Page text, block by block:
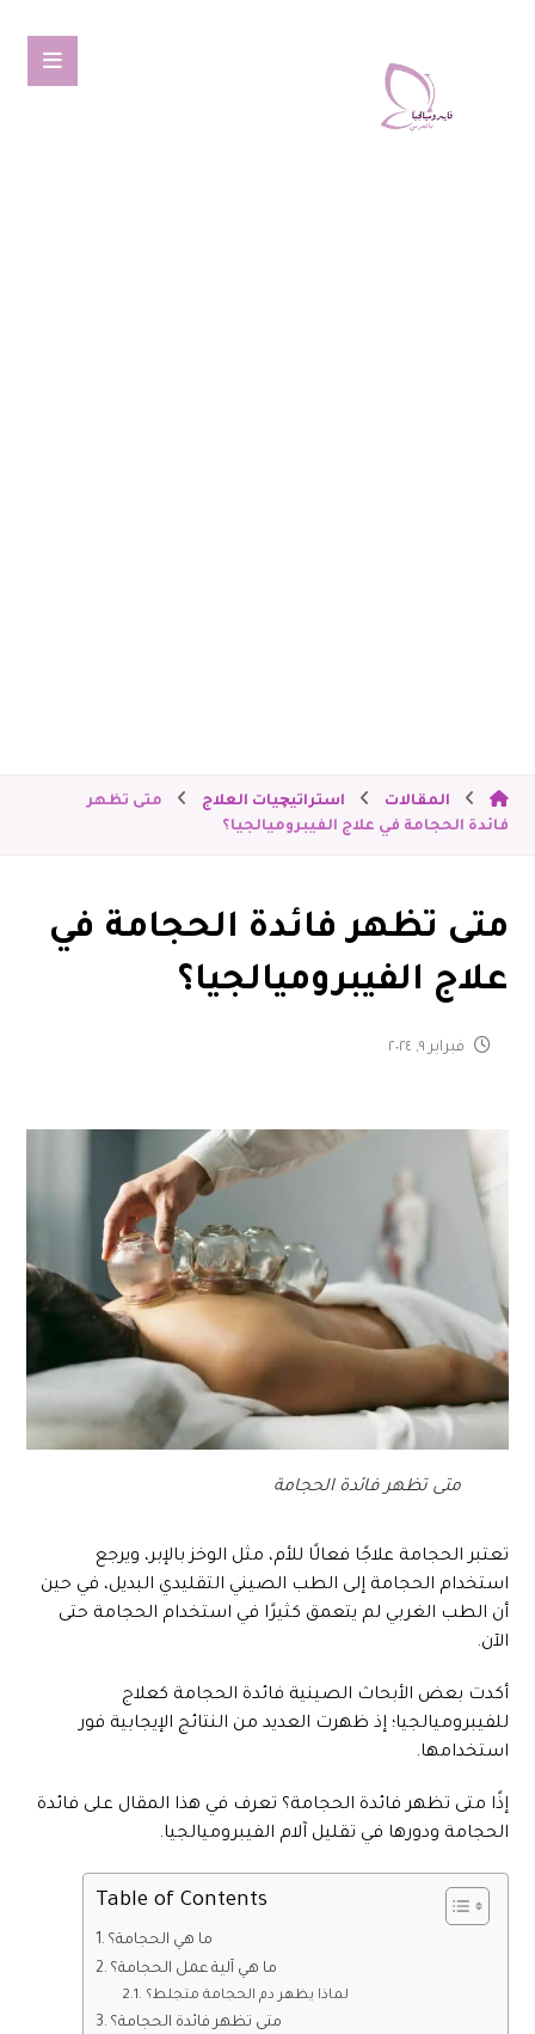
المقالات استراتيچيات العلاج
متى تظهر
فائدة الحجامة في علاج الفيبروميالجيا؟
متى تظهر فائدة الحجامة في
علاج الفيبروميالجيا؟
فبراير ٩, ٢٠٢٤
متى تظهر فائدة الحجامة
تعتبر الحجامة علاجًا فعالًا للأم، مثل الوخز بالإبر، ويرجع
استخدام الحجامة إلى الطب الصيني التقليدي البديل، في حين
أن الطب الغربي لم يتعمق كثيرًا في استخدام الحجامة حتى
الآن.
أكدت بعض الأبحاث الصينية فائدة الحجامة كعلاج
للفيبروميالجيا؛ إذ ظهرت العديد من النتائج الإيجابية فور
استخدامها.
إذًا متى تظهر فائدة الحجامة؟ تعرف في هذا المقال على فائدة
الحجامة ودورها في تقليل آلام الفيبروميالجيا.
Table of Contents
ما هي الحجامة؟
ما هي آلية عمل الحجامة؟
لماذا يظهر دم الحجامة متجلط؟
متى تظهر فائدة الحجامة؟